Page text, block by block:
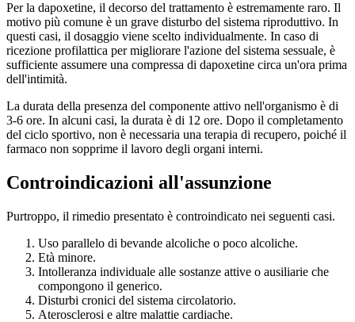
Per la dapoxetine, il decorso del trattamento è estremamente raro. Il
motivo più comune è un grave disturbo del sistema riproduttivo. In
questi casi, il dosaggio viene scelto individualmente. In caso di
ricezione profilattica per migliorare l'azione del sistema sessuale, è
sufficiente assumere una compressa di dapoxetine circa un'ora prima
dell'intimità.
La durata della presenza del componente attivo nell'organismo è di
3-6 ore. In alcuni casi, la durata è di 12 ore. Dopo il completamento
del ciclo sportivo, non è necessaria una terapia di recupero, poiché il
farmaco non sopprime il lavoro degli organi interni.
Controindicazioni all'assunzione
Purtroppo, il rimedio presentato è controindicato nei seguenti casi.
Uso parallelo di bevande alcoliche o poco alcoliche.
Età minore.
Intolleranza individuale alle sostanze attive o ausiliarie che
compongono il generico.
Disturbi cronici del sistema circolatorio.
Aterosclerosi e altre malattie cardiache.